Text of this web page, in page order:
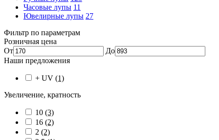
Часовые лупы 11
Ювелирные лупы 27
Фильтр по параметрам
Розничная цена
От
До
Наши предложения
+ UV (1)
Увеличение, кратность
10 (3)
16 (2)
2 (2)